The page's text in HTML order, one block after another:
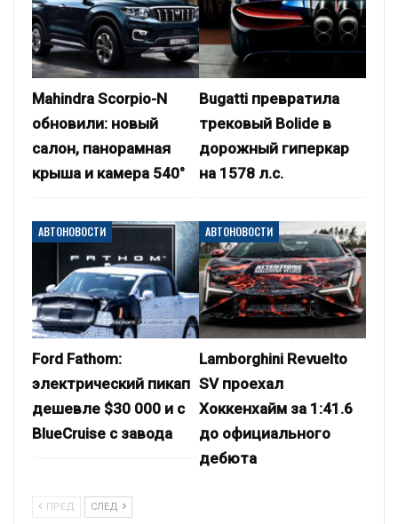
Mahindra Scorpio-N
обновили: новый
салон, панорамная
крыша и камера 540°
Bugatti превратила
трековый Bolide в
дорожный гиперкар
на 1578 л.с.
АВТОНОВОСТИ
Ford Fathom:
электрический пикап
дешевле $30 000 и с
BlueCruise с завода
АВТОНОВОСТИ
Lamborghini Revuelto
SV проехал
Хоккенхайм за 1:41.6
до официального
дебюта
ПРЕД СЛЕД